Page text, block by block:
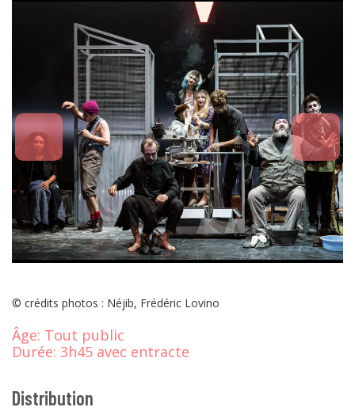
© crédits photos : Néjib, Frédéric Lovino
Âge: Tout public
Durée: 3h45 avec entracte
Distribution